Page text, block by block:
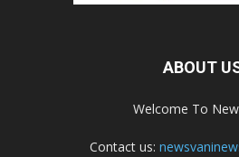
ABOUT
Welcome To
Contact us: